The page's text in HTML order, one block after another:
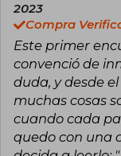
mi
color
2023
Compra
Este primer
convenció de
duda, y desde
muchas cosas
cuando cada
quedo con una